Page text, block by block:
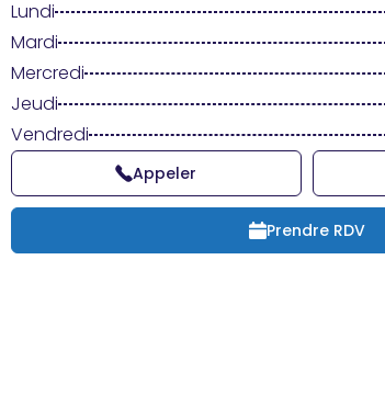
Lundi
Mardi
Mercredi
Jeudi
Vendredi
Appeler
Prendre RDV